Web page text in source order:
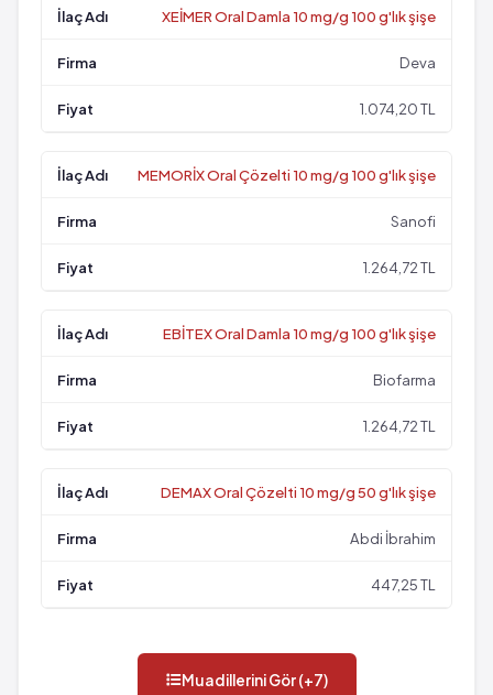
XEİMER Oral Damla 10 mg/g 100 g'lık şişe
Deva
1.074,20 TL
MEMORİX Oral Çözelti 10 mg/g 100 g'lık şişe
Sanofi
1.264,72 TL
EBİTEX Oral Damla 10 mg/g 100 g'lık şişe
Biofarma
1.264,72 TL
DEMAX Oral Çözelti 10 mg/g 50 g'lık şişe
Abdi İbrahim
447,25 TL
Muadillerini Gör (+7)